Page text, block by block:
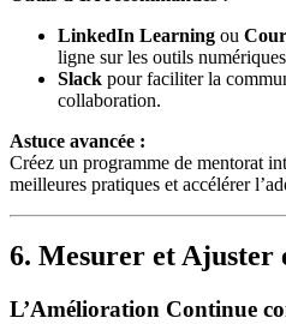
LinkedIn Learning ou
ligne sur les outils
Slack pour faciliter la
collaboration.
Astuce avancée :
Créez un programme de mentorat
meilleures pratiques et accélérer
6. Mesurer et Ajuster
L’Amélioration Continue